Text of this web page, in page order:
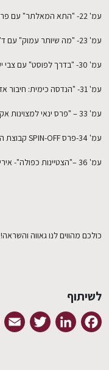
עמ' 22- "התא המאלתר" עם פרפ' נעמה ברנר
עמ' 23- "מה שיותר עמוק" עם ד"ר תמר סגל-פרץ
עמ' 30- "בדרך לפוסט" עם צבי יערי ואסף זינגר.
עמ' 31- "הנדסה כימית: חיבור אזורי" –כנס EMCC8 שנערך בפקולטה .
עמ' 33 – "פרס ינאי למצוינות אקדמית"- פרופ' יועד צור
עמ' 34-פרס SPIN-OFF קבוצת המחקר ל פרופ' חוסאם חאיק
עמ' 36 –"הצטיינות כפולה"- איריס ולילך נעמת
כולכם מהווים לנו גאווה והשראה!
לשיתוף
Facebook
LinkedIn
Twitter